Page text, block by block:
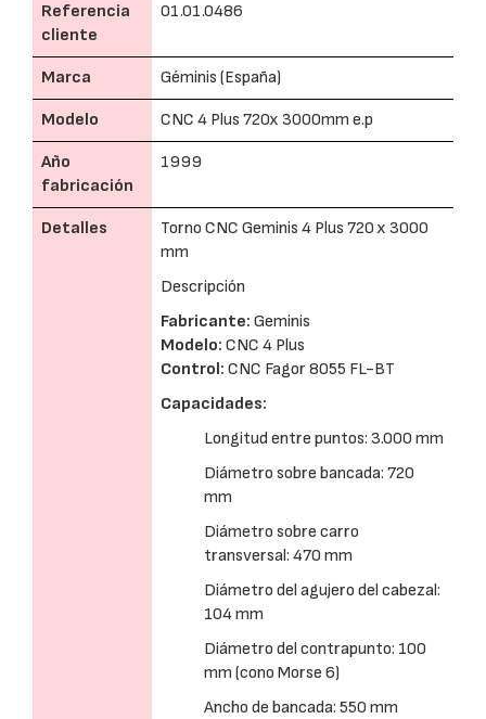
Referencia
cliente
01.01.0486
Marca Géminis (España)
Modelo CNC 4 Plus 720x 3000mm e.p
Año
fabricación
1999
Detalles
Torno CNC Geminis 4 Plus 720 x 3000
mm
Descripción
Fabricante: Geminis
Modelo: CNC 4 Plus
Control: CNC Fagor 8055 FL-BT
Capacidades:
Longitud entre puntos: 3.000 mm
Diámetro sobre bancada: 720
mm
Diámetro sobre carro
transversal: 470 mm
Diámetro del agujero del cabezal:
104 mm
Diámetro del contrapunto: 100
mm (cono Morse 6)
Ancho de bancada: 550 mm